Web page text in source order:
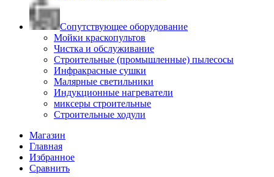
Сопутствующее оборудование
Мойки краскопультов
Чистка и обслуживание
Строительные (промышленные) пылесосы
Инфракрасные сушки
Малярные светильники
Индукционные нагреватели
миксеры строительные
Строительные ходули
Магазин
Главная
Избранное
Сравнить